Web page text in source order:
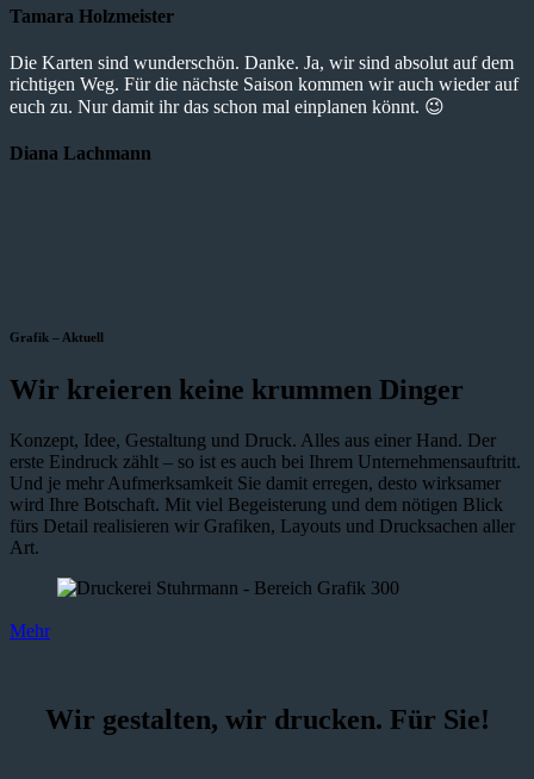
Tamara Holzmeister
Die Karten sind wunderschön. Danke. Ja, wir sind absolut auf dem
richtigen Weg. Für die nächste Saison kommen wir auch wieder auf
euch zu. Nur damit ihr das schon mal einplanen könnt. 😉
Diana Lachmann
Grafik – Aktuell
Wir kreieren keine krummen Dinger
Konzept, Idee, Gestaltung und Druck. Alles aus einer Hand. Der
erste Eindruck zählt – so ist es auch bei Ihrem Unternehmensauftritt.
Und je mehr Aufmerksamkeit Sie damit erregen, desto wirksamer
wird Ihre Botschaft. Mit viel Begeisterung und dem nötigen Blick
fürs Detail realisieren wir Grafiken, Layouts und Drucksachen aller
Art.
Mehr
Wir gestalten, wir drucken. Für Sie!